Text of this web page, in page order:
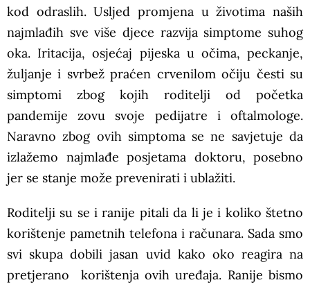
kod odraslih. Usljed promjena u životima naših
najmlađih sve više djece razvija simptome suhog
oka. Iritacija, osjećaj pijeska u očima, peckanje,
žuljanje i svrbež praćen crvenilom očiju česti su
simptomi zbog kojih roditelji od početka
pandemije zovu svoje pedijatre i oftalmologe.
Naravno zbog ovih simptoma se ne savjetuje da
izlažemo najmlađe posjetama doktoru, posebno
jer se stanje može prevenirati i ublažiti.
Roditelji su se i ranije pitali da li je i koliko štetno
korištenje pametnih telefona i računara. Sada smo
svi skupa dobili jasan uvid kako oko reagira na
pretjerano korištenja ovih uređaja. Ranije bismo